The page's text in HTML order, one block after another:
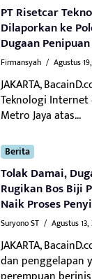
PT Risetcar
Dilaporkan ke
Dugaan
Firmansyah / Agustus
JAKARTA,
Teknologi Internet
Metro Jaya atas...
Berita
Tolak Damai,
Rugikan Bos Biji
Naik Proses
Suryono ST / Agustus 13,
JAKARTA,
dan penggelapan